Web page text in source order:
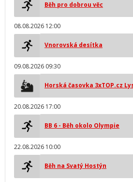
Běh pro dobrou věc
08.08.2026 12:00
Vnorovská desítka
09.08.2026 09:30
Horská časovka 3xTOP.cz
20.08.2026 17:00
BB 6 - Běh okolo Olympie
22.08.2026 10:00
Běh na Svatý Hostýn